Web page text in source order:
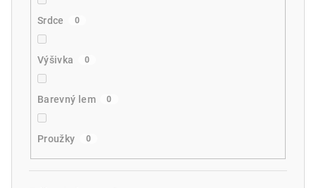
Srdce 0
Výšivka 0
Barevný lem 0
Proužky 0